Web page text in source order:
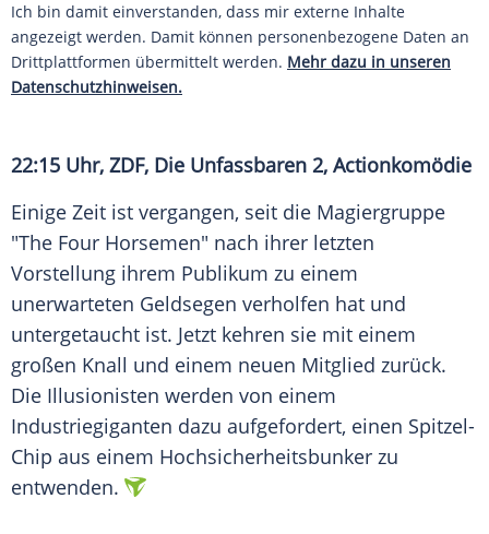
Ich bin damit einverstanden, dass mir externe Inhalte
angezeigt werden. Damit können personenbezogene Daten an
Drittplattformen übermittelt werden. Mehr dazu in unseren
Datenschutzhinweisen.
22:15 Uhr, ZDF, Die Unfassbaren 2, Actionkomödie
Einige Zeit ist vergangen, seit die Magiergruppe
"The Four Horsemen" nach ihrer letzten
Vorstellung ihrem Publikum zu einem
unerwarteten Geldsegen verholfen hat und
untergetaucht ist. Jetzt kehren sie mit einem
großen Knall und einem neuen Mitglied zurück.
Die Illusionisten werden von einem
Industriegiganten dazu aufgefordert, einen Spitzel-
Chip aus einem Hochsicherheitsbunker zu
entwenden.